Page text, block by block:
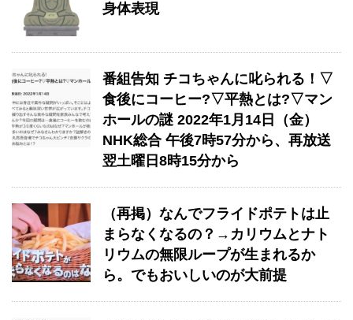
身体表現
番組告知 チコちゃんに叱られる！▽
食後にコーヒー?▽平熱とは?▽マン
ホールの謎 2022年1月14日（金）
NHK総合 午後7時57分から、再放送
翌土曜日8時15分から
（再掲）なんでフライドポテトは止
まらなくなるの？→カリウムとナト
リウムの無限ループが生まれるか
ら。でもおいしいのが大前提